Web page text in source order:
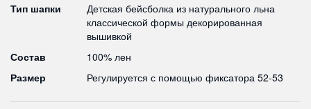
Тип шапки
Детская бейсболка из натурального льна
классической формы декорированная
вышивкой
Состав
100% лен
Размер
Регулируется с помощью фиксатора 52-53